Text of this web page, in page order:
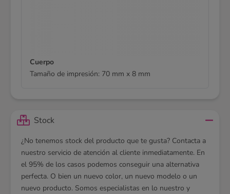
Cuerpo
Tamaño de impresión: 70 mm x 8 mm
Stock
¿No tenemos stock del producto que te gusta? Contacta a
nuestro servicio de atención al cliente inmediatamente. En
el 95% de los casos podemos conseguir una alternativa
perfecta. O bien un nuevo color, un nuevo modelo o un
nuevo producto. Somos especialistas en lo nuestro y